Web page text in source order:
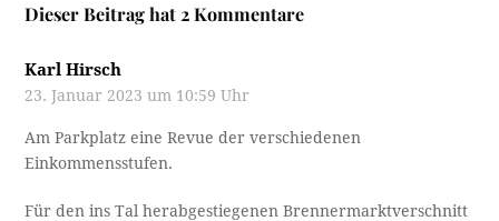
Dieser Beitrag hat 2 Kommentare
Karl Hirsch
23. Januar 2023 um 10:59 Uhr
Am Parkplatz eine Revue der verschiedenen
Einkommensstufen.
Für den ins Tal herabgestiegenen Brennermarktverschnitt